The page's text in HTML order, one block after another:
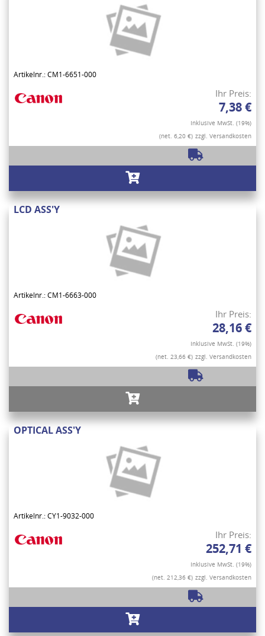
Artikelnr.: CM1-6651-000
Ihr Preis:
7,38 €
Inklusive MwSt. (19%)
(net. 6,20 €) zzgl. Versandkosten
LCD ASS'Y
Artikelnr.: CM1-6663-000
Ihr Preis:
28,16 €
Inklusive MwSt. (19%)
(net. 23,66 €) zzgl. Versandkosten
OPTICAL ASS'Y
Artikelnr.: CY1-9032-000
Ihr Preis:
252,71 €
Inklusive MwSt. (19%)
(net. 212,36 €) zzgl. Versandkosten